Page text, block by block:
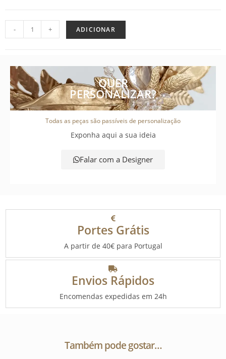
- + ADICIONAR
QUER
PERSONALIZAR?
Todas as peças são passíveis de personalização
Exponha aqui a sua ideia
Falar com a Designer
Portes Grátis
A partir de 40€ para Portugal
Envios Rápidos
Encomendas expedidas em 24h
Também pode gostar…